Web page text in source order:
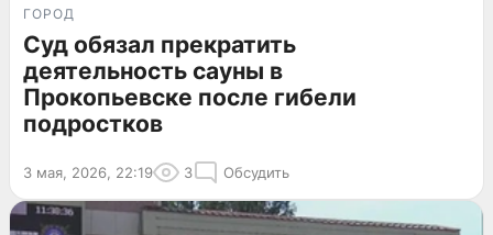
ГОРОД
Суд обязал прекратить
деятельность сауны в
Прокопьевске после гибели
подростков
3 мая, 2026, 22:19 3 Обсудить